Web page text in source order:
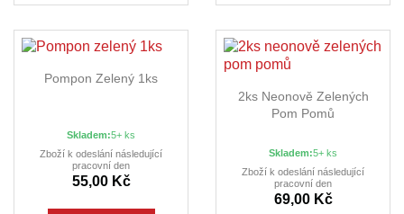
Pompon Zelený 1ks
Skladem:5+ ks
Zboží k odeslání následující
pracovní den
55,00 Kč
2ks Neonově Zelených
Pom Pomů
Skladem:5+ ks
Zboží k odeslání následující
pracovní den
69,00 Kč